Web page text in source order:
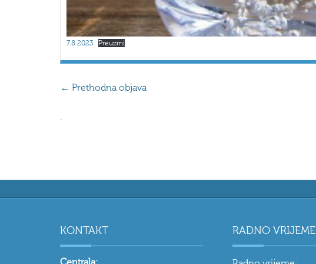
7.8.2023 Preuzmi
← Prethodna objava
.
KONTAKT RADNO VRIJEME